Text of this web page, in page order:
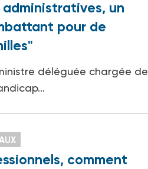
un
pour de
déléguée chargée de
comment